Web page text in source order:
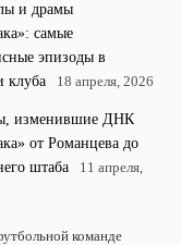
и драмы
самые
эпизоды в
клуба
18 апреля, 2026
изменившие ДНК
от Романцева до
штаба
11 апреля,
команде